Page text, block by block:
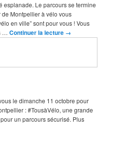
esplanade. Le parcours se termine
Montpellier à vélo vous
en ville” sont pour vous ! Vous
…Continuer la lecture →
le dimanche 11 octobre pour
: #TousàVélo, une grande
un parcours sécurisé. Plus